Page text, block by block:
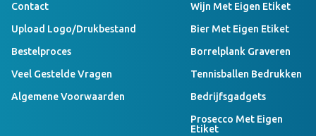
999 Stuks Op Voorraad
Contact
Upload Logo/drukbestand
Bestelproces
Veel Gestelde Vragen
Algemene Voorwaarden
Wijn Met Eigen Etiket
Bier Met Eigen Etiket
Borrelplank Graveren
Tennisballen Bedrukken
Bedrijfsgadgets
Prosecco Met Eigen
Etiket